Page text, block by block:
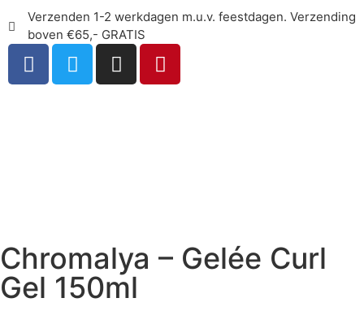
Verzenden 1-2 werkdagen m.u.v. feestdagen. Verzending
boven €65,- GRATIS
Chromalya – Gelée Curl
Gel 150ml